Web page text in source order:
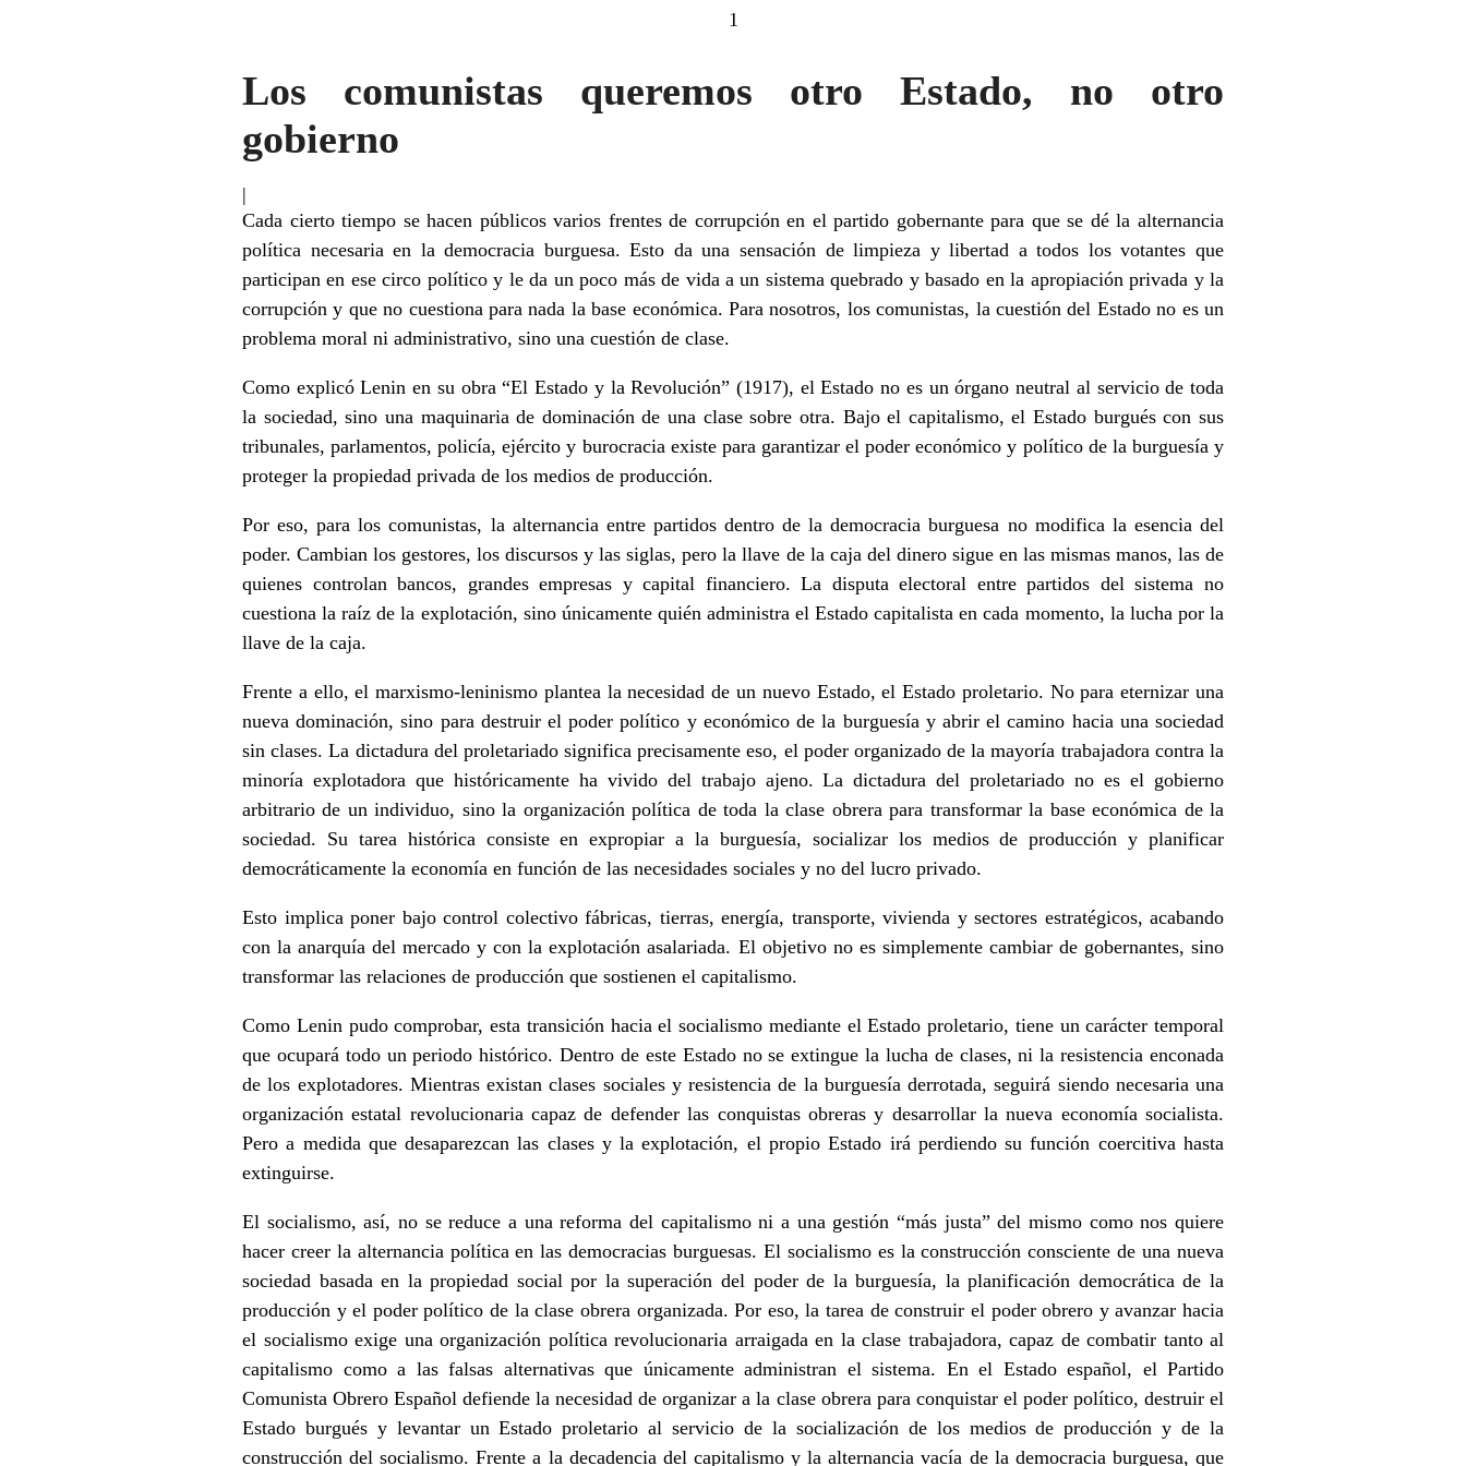
1
Los comunistas queremos otro Estado, no otro
gobierno
|
Cada cierto tiempo se hacen públicos varios frentes de corrupción en el partido gobernante para que se dé la alternancia
política necesaria en la democracia burguesa. Esto da una sensación de limpieza y libertad a todos los votantes que
participan en ese circo político y le da un poco más de vida a un sistema quebrado y basado en la apropiación privada y la
corrupción y que no cuestiona para nada la base económica. Para nosotros, los comunistas, la cuestión del Estado no es un
problema moral ni administrativo, sino una cuestión de clase.
Como explicó Lenin en su obra “El Estado y la Revolución” (1917), el Estado no es un órgano neutral al servicio de toda
la sociedad, sino una maquinaria de dominación de una clase sobre otra. Bajo el capitalismo, el Estado burgués con sus
tribunales, parlamentos, policía, ejército y burocracia existe para garantizar el poder económico y político de la burguesía y
proteger la propiedad privada de los medios de producción.
Por eso, para los comunistas, la alternancia entre partidos dentro de la democracia burguesa no modifica la esencia del
poder. Cambian los gestores, los discursos y las siglas, pero la llave de la caja del dinero sigue en las mismas manos, las de
quienes controlan bancos, grandes empresas y capital financiero. La disputa electoral entre partidos del sistema no
cuestiona la raíz de la explotación, sino únicamente quién administra el Estado capitalista en cada momento, la lucha por la
llave de la caja.
Frente a ello, el marxismo-leninismo plantea la necesidad de un nuevo Estado, el Estado proletario. No para eternizar una
nueva dominación, sino para destruir el poder político y económico de la burguesía y abrir el camino hacia una sociedad
sin clases. La dictadura del proletariado significa precisamente eso, el poder organizado de la mayoría trabajadora contra la
minoría explotadora que históricamente ha vivido del trabajo ajeno. La dictadura del proletariado no es el gobierno
arbitrario de un individuo, sino la organización política de toda la clase obrera para transformar la base económica de la
sociedad. Su tarea histórica consiste en expropiar a la burguesía, socializar los medios de producción y planificar
democráticamente la economía en función de las necesidades sociales y no del lucro privado.
Esto implica poner bajo control colectivo fábricas, tierras, energía, transporte, vivienda y sectores estratégicos, acabando
con la anarquía del mercado y con la explotación asalariada. El objetivo no es simplemente cambiar de gobernantes, sino
transformar las relaciones de producción que sostienen el capitalismo.
Como Lenin pudo comprobar, esta transición hacia el socialismo mediante el Estado proletario, tiene un carácter temporal
que ocupará todo un periodo histórico. Dentro de este Estado no se extingue la lucha de clases, ni la resistencia enconada
de los explotadores. Mientras existan clases sociales y resistencia de la burguesía derrotada, seguirá siendo necesaria una
organización estatal revolucionaria capaz de defender las conquistas obreras y desarrollar la nueva economía socialista.
Pero a medida que desaparezcan las clases y la explotación, el propio Estado irá perdiendo su función coercitiva hasta
extinguirse.
El socialismo, así, no se reduce a una reforma del capitalismo ni a una gestión “más justa” del mismo como nos quiere
hacer creer la alternancia política en las democracias burguesas. El socialismo es la construcción consciente de una nueva
sociedad basada en la propiedad social por la superación del poder de la burguesía, la planificación democrática de la
producción y el poder político de la clase obrera organizada. Por eso, la tarea de construir el poder obrero y avanzar hacia
el socialismo exige una organización política revolucionaria arraigada en la clase trabajadora, capaz de combatir tanto al
capitalismo como a las falsas alternativas que únicamente administran el sistema. En el Estado español, el Partido
Comunista Obrero Español defiende la necesidad de organizar a la clase obrera para conquistar el poder político, destruir el
Estado burgués y levantar un Estado proletario al servicio de la socialización de los medios de producción y de la
construcción del socialismo. Frente a la decadencia del capitalismo y la alternancia vacía de la democracia burguesa, que